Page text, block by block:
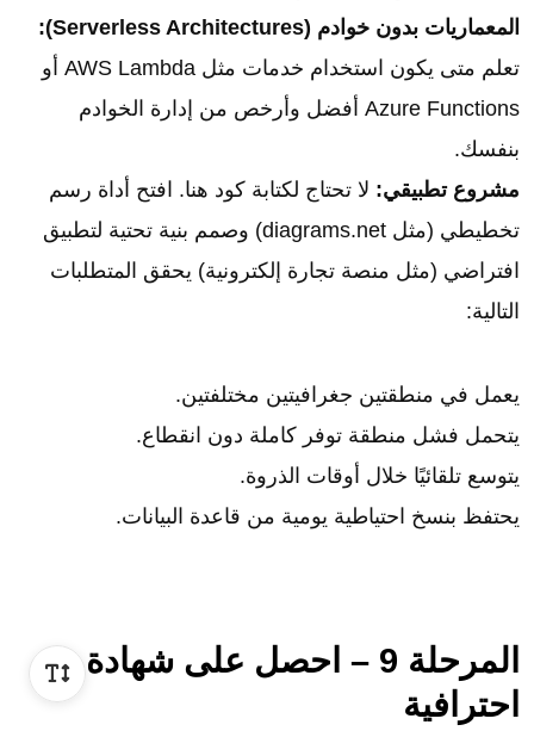
المعماريات بدون خوادم (Serverless Architectures):
تعلم متى يكون استخدام خدمات مثل AWS Lambda أو
Azure Functions أفضل وأرخص من إدارة الخوادم
بنفسك.
مشروع تطبيقي: لا تحتاج لكتابة كود هنا. افتح أداة رسم
تخطيطي (مثل diagrams.net) وصمم بنية تحتية لتطبيق
افتراضي (مثل منصة تجارة إلكترونية) يحقق المتطلبات
التالية:
يعمل في منطقتين جغرافيتين مختلفتين.
يتحمل فشل منطقة توفر كاملة دون انقطاع.
يتوسع تلقائيًا خلال أوقات الذروة.
يحتفظ بنسخ احتياطية يومية من قاعدة البيانات.
المرحلة 9 – احصل على شهادة
احترافية